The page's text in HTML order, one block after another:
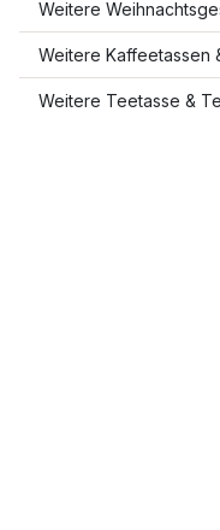
Weitere
Weitere Kaffeetassen
Weitere Teetasse &